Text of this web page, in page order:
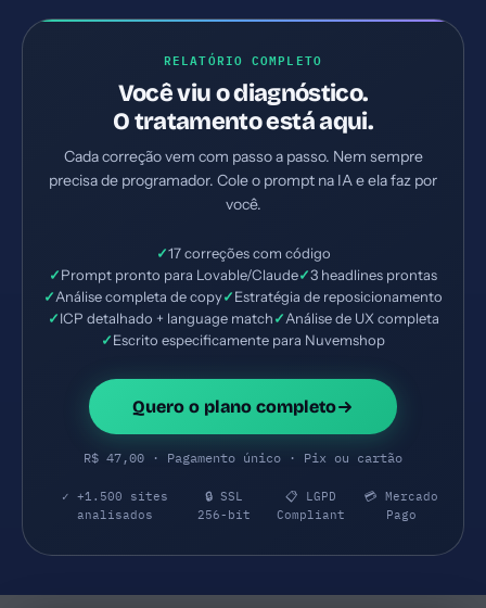
RELATÓRIO COMPLETO
Você viu o diagnóstico.
O tratamento está aqui.
Cada correção vem com passo a passo. Nem sempre
precisa de programador. Cole o prompt na IA e ela faz por
você.
✓17 correções com código
✓Prompt pronto para Lovable/Claude✓3 headlines prontas
✓Análise completa de copy✓Estratégia de reposicionamento
✓ICP detalhado + language match✓Análise de UX completa
✓Escrito especificamente para Nuvemshop
Quero o plano completo
R$ 47,00 · Pagamento único · Pix ou cartão
✓ +1.500 sites
analisados
🔒 SSL
256-bit
📋 LGPD
Compliant
💳 Mercado
Pago